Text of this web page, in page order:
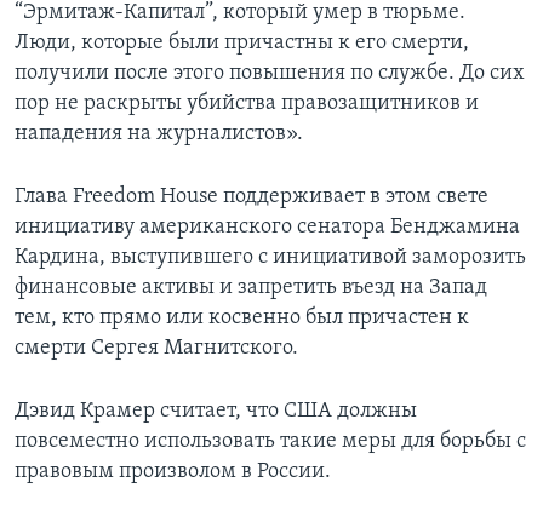
“Эрмитаж-Капитал”, который умер в тюрьме.
Люди, которые были причастны к его смерти,
получили после этого повышения по службе. До сих
пор не раскрыты убийства правозащитников и
нападения на журналистов».
Глава Freedom House поддерживает в этом свете
инициативу американского сенатора Бенджамина
Кардина, выступившего с инициативой заморозить
финансовые активы и запретить въезд на Запад
тем, кто прямо или косвенно был причастен к
смерти Сергея Магнитского.
Дэвид Крамер считает, что США должны
повсеместно использовать такие меры для борьбы с
правовым произволом в России.